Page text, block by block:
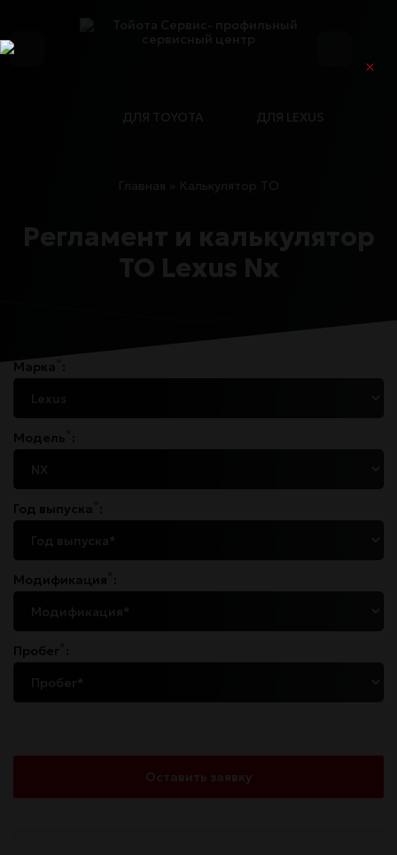
ДЛЯ TOYOTA
Регламент и калькулятор
Марка :
Модель :
Год выпуска :
Модификация :
Пробег :
Оставить заявку